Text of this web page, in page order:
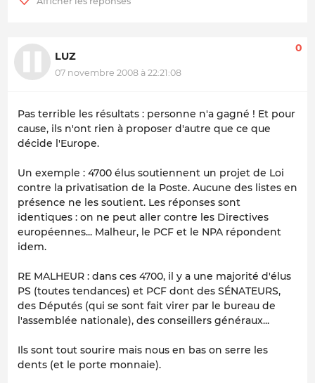
LUZ
07 novembre 2008 à 22:21:08
0
Pas terrible les résultats : personne n'a gagné ! Et pour
cause, ils n'ont rien à proposer d'autre que ce que
décide l'Europe.
Un exemple : 4700 élus soutiennent un projet de Loi
contre la privatisation de la Poste. Aucune des listes en
présence ne les soutient. Les réponses sont
identiques : on ne peut aller contre les Directives
européennes... Malheur, le PCF et le NPA répondent
idem.
RE MALHEUR : dans ces 4700, il y a une majorité d'élus
PS (toutes tendances) et PCF dont des SÉNATEURS,
des Députés (qui se sont fait virer par le bureau de
l'assemblée nationale), des conseillers généraux...
Ils sont tout sourire mais nous en bas on serre les
dents (et le porte monnaie).